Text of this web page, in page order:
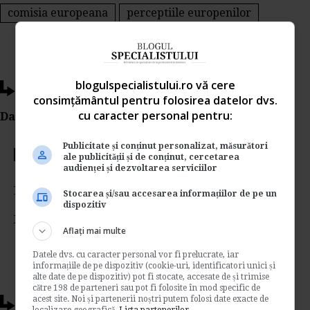
comisia europeana perceptiile europenilor
Ti-a placut acest articol?
Da Like, Printeaza sau trimite pe Email!
Votati articolul
Rating:
Nota:
Articole conexe
blogulspecialistului.ro vă cere
consimțământul pentru folosirea datelor dvs.
cu caracter personal pentru:
Publicitate și conținut personalizat, măsurători
ale publicității și de conținut, cercetarea
audienței și dezvoltarea serviciilor
Stocarea și/sau accesarea informațiilor de pe un
dispozitiv
Aflați mai multe
Datele dvs. cu caracter personal vor fi prelucrate, iar
informațiile de pe dispozitiv (cookie-uri, identificatori unici și
alte date de pe dispozitiv) pot fi stocate, accesate de și trimise
către 198 de parteneri sau pot fi folosite în mod specific de
acest site. Noi și partenerii noștri putem folosi date exacte de